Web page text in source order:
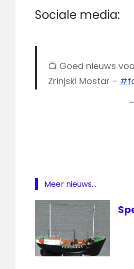
Sociale media:
📺 Goed nieuws
Zrinjski Mostar –
Utrecht
live FC
Utrecht
livestream
AZ
livestream
Meer nieuws...